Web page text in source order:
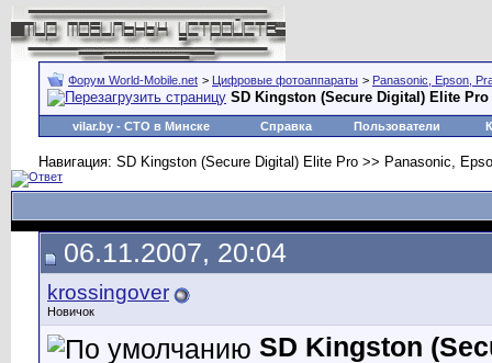
Форум World-Mobile.net > Цифровые фотоаппараты > Panasonic, Epson,
SD Kingston (Secure Digital) Elite Pro
vilar.by - СТО в Минске Справка Пользователи
Навигация: SD Kingston (Secure Digital) Elite Pro >> Panasonic,
06.11.2007, 20:04
krossingover
Новичок
SD Kingston